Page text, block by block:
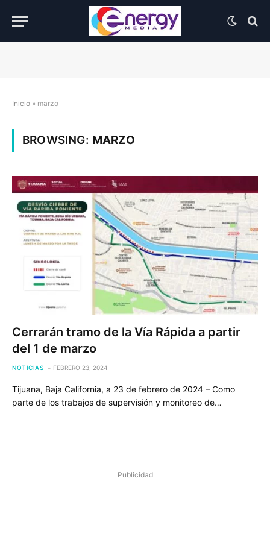
Inicio » marzo
BROWSING: MARZO
Cerrarán tramo de la Vía Rápida a partir
del 1 de marzo
NOTICIAS FEBRERO 23, 2024
Tijuana, Baja California, a 23 de febrero de 2024 – Como
parte de los trabajos de supervisión y monitoreo de…
Publicidad